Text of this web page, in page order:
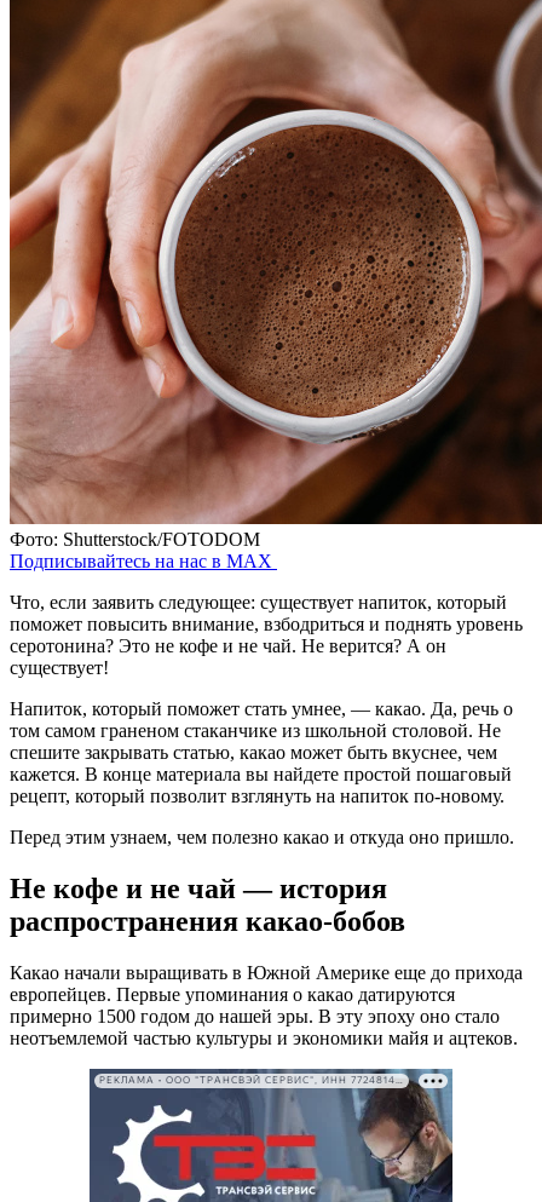
Фото: Shutterstock/FOTODOM
Подписывайтесь на нас в MAX
Что, если заявить следующее: существует напиток, который
поможет повысить внимание, взбодриться и поднять уровень
серотонина? Это не кофе и не чай. Не верится? А он
существует!
Напиток, который поможет стать умнее, — какао. Да, речь о
том самом граненом стаканчике из школьной столовой. Не
спешите закрывать статью, какао может быть вкуснее, чем
кажется. В конце материала вы найдете простой пошаговый
рецепт, который позволит взглянуть на напиток по-новому.
Перед этим узнаем, чем полезно какао и откуда оно пришло.
Не кофе и не чай — история
распространения какао-бобов
Какао начали выращивать в Южной Америке еще до прихода
европейцев. Первые упоминания о какао датируются
примерно 1500 годом до нашей эры. В эту эпоху оно стало
неотъемлемой частью культуры и экономики майя и ацтеков.
РЕКЛАМА • ООО "ТРАНСВЭЙ СЕРВИС", ИНН 7724814198